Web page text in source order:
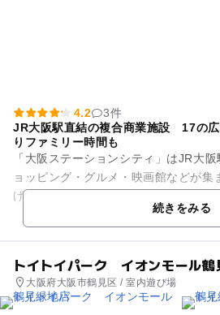
4.2
3件
JR大阪駅直結の複合商業施設 17の広
りファミリー時間も
「大阪ステーションシティ」はJR大
ョッピング・グルメ・映画館などが集
げるようなドーム屋根、真下を走る電
続きをみる
トイトイパーク イオンモール鶴
大阪府大阪市鶴見区 / 室内遊び場